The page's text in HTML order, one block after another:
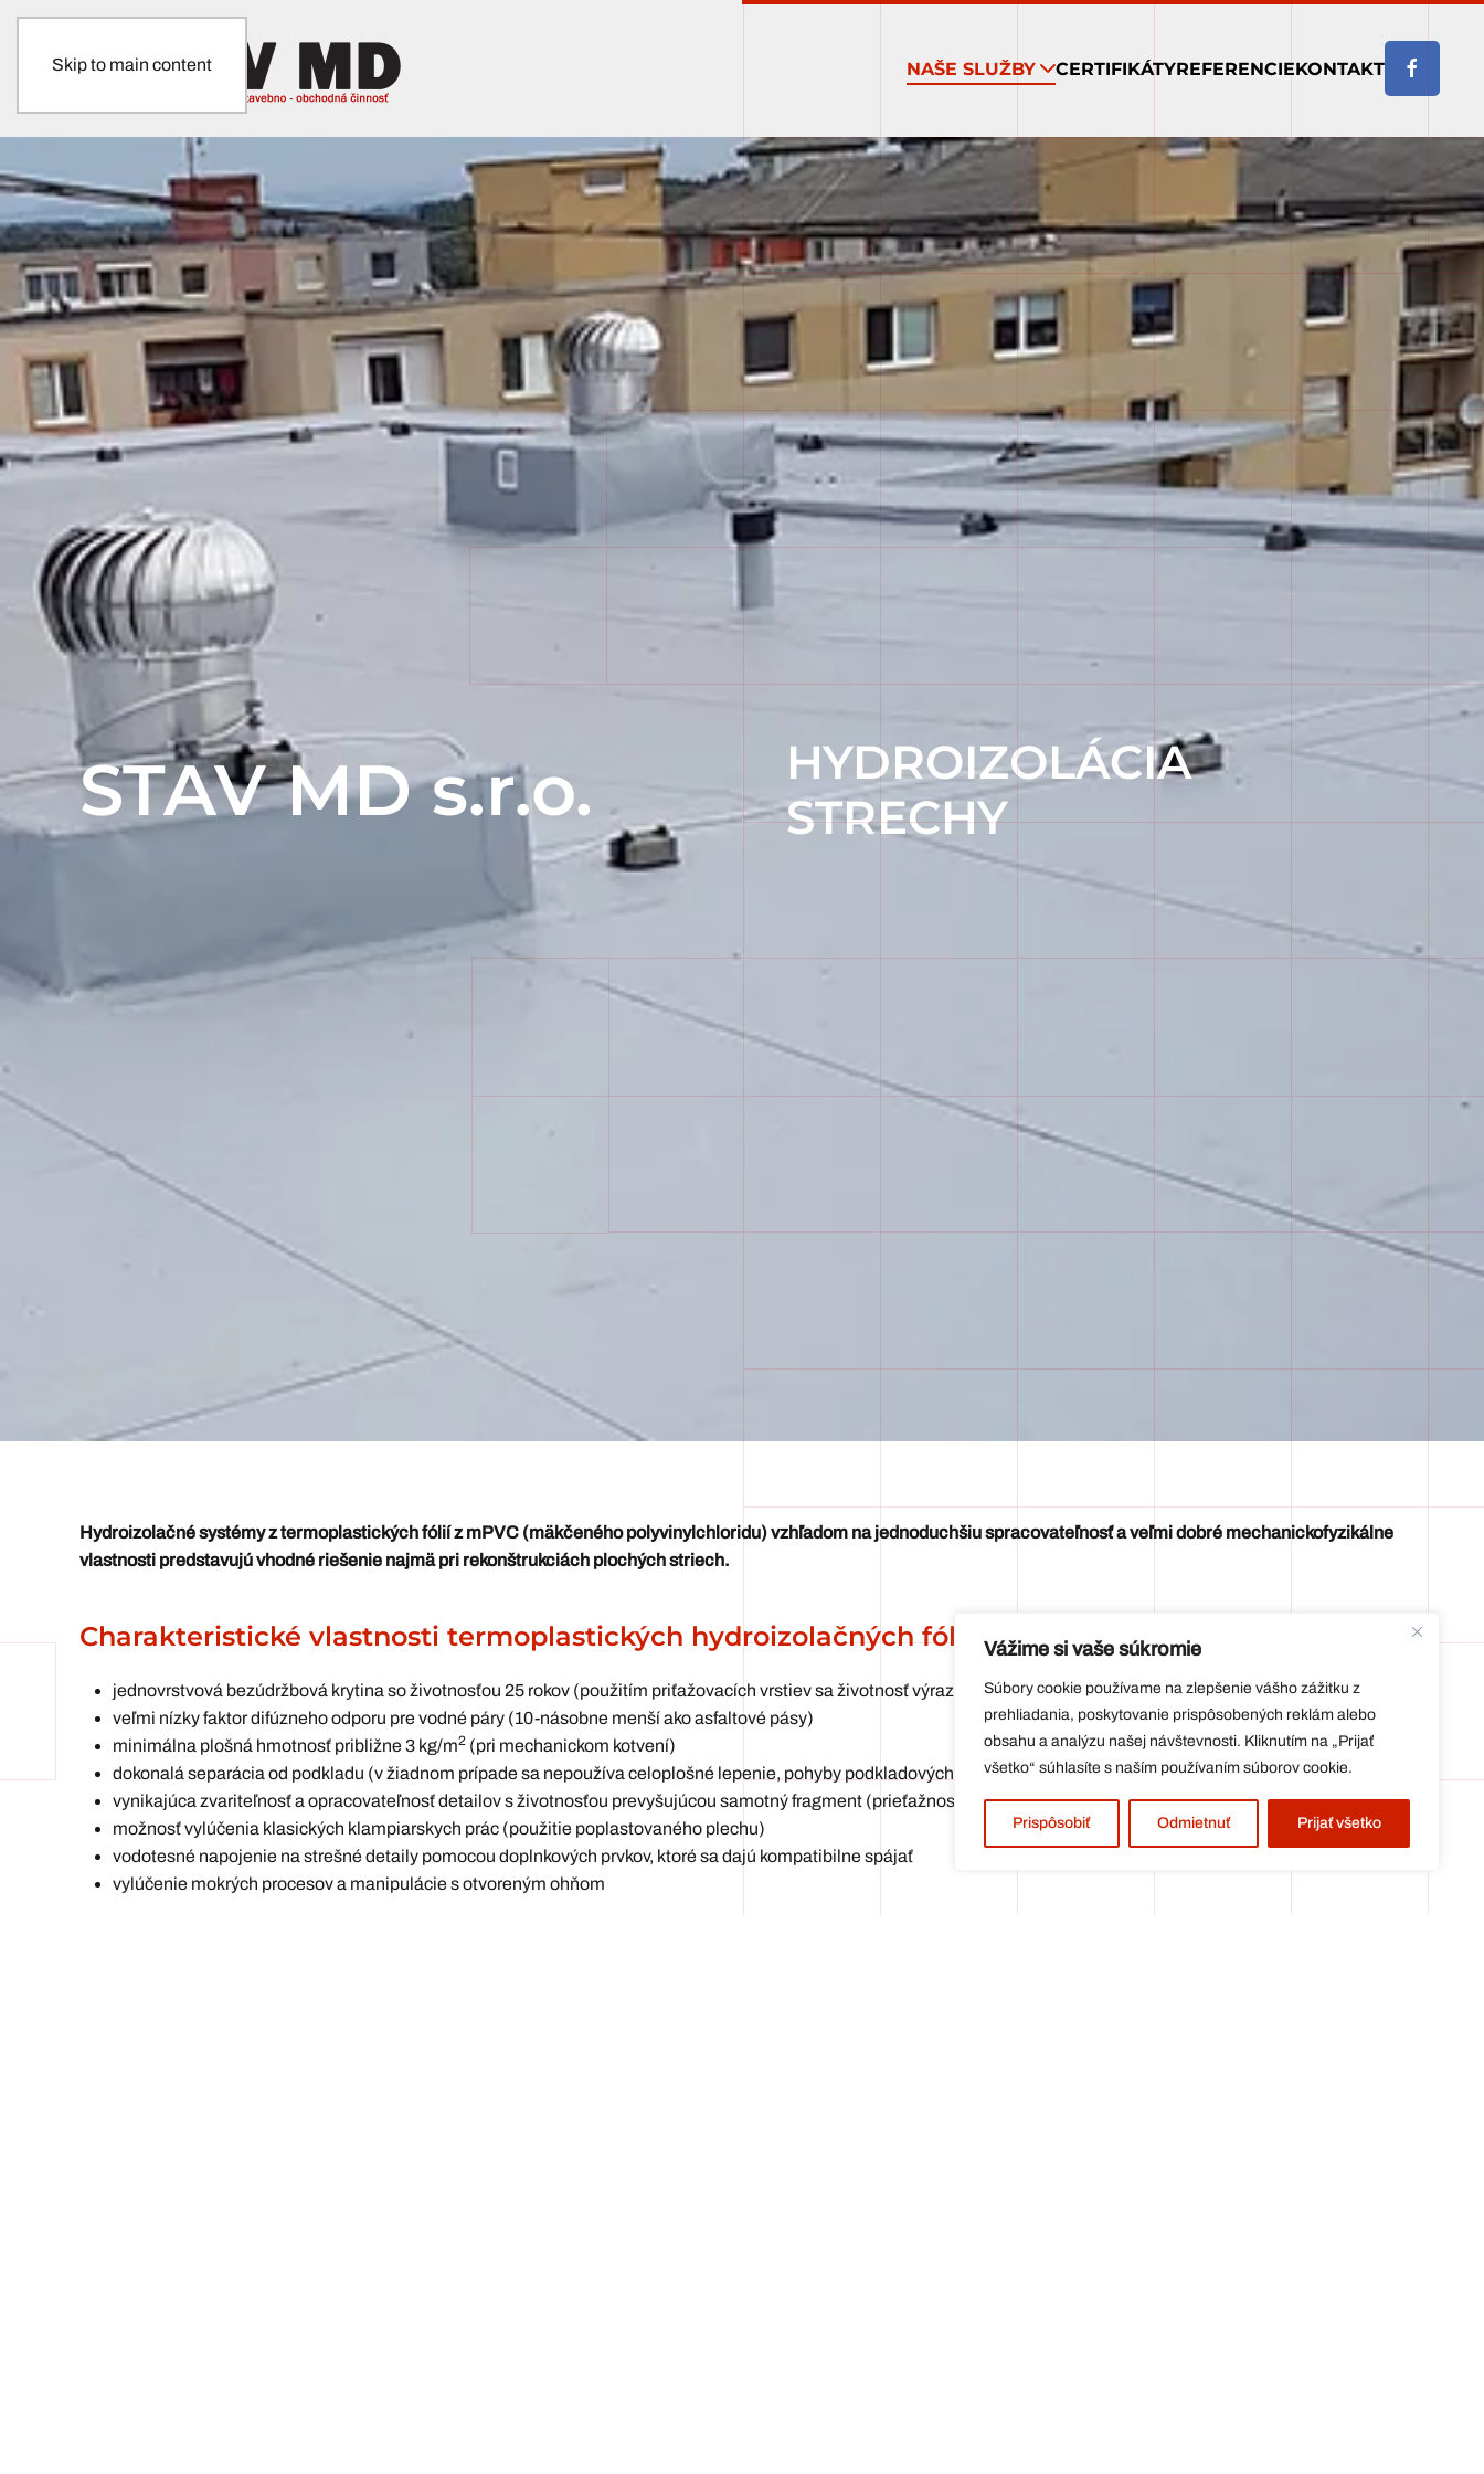
Vážime si vaše súkromie
Súbory cookie používame na zlepšenie vášho zážitku z
prehliadania, poskytovanie prispôsobených reklám alebo
obsahu a analýzu našej návštevnosti. Kliknutím na „Prijať
všetko“ súhlasíte s naším používaním súborov cookie.
Prispôsobiť Odmietnuť Prijať všetko
Skip to main content NAŠE SLUŽBY CERTIFIKÁTYREFERENCIEKONTAKT
STAV MD s.r.o.
HYDROIZOLÁCIA
STRECHY
Hydroizolačné systémy z termoplastických fólií z mPVC (mäkčeného polyvinylchloridu) vzhľadom na jednoduchšiu spracovateľnosť a veľmi dobré mechanickofyzikálne
vlastnosti predstavujú vhodné riešenie najmä pri rekonštrukciách plochých striech.
Charakteristické vlastnosti termoplastických hydroizolačných fólií z mPVC
jednovrstvová bezúdržbová krytina so životnosťou 25 rokov (použitím priťažovacích vrstiev sa životnosť výrazne zvyšuje)
veľmi nízky faktor difúzneho odporu pre vodné páry (10-násobne menší ako asfaltové pásy)
minimálna plošná hmotnosť približne 3 kg/m2 (pri mechanickom kotvení)
dokonalá separácia od podkladu (v žiadnom prípade sa nepoužíva celoplošné lepenie, pohyby podkladových vrstiev neovplyvňujú hydroizolačný povlak)
vynikajúca zvariteľnosť a opracovateľnosť detailov s životnosťou prevyšujúcou samotný fragment (prieťažnosť < 350 %)
možnosť vylúčenia klasických klampiarskych prác (použitie poplastovaného plechu)
vodotesné napojenie na strešné detaily pomocou doplnkových prvkov, ktoré sa dajú kompatibilne spájať
vylúčenie mokrých procesov a manipulácie s otvoreným ohňom